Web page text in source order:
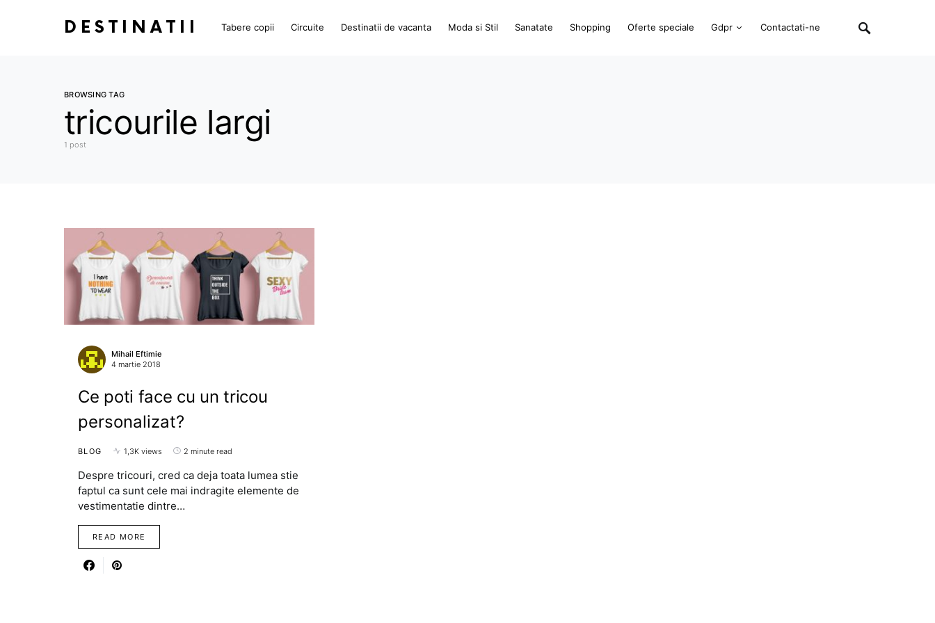
DESTINATII Tabere copii Circuite Destinatii de vacanta Moda si Stil Sanatate Shopping Oferte speciale Gdpr Contactati-ne
BROWSING TAG
tricourile largi
1 post
Mihail Eftimie
4 martie 2018
Ce poti face cu un tricou
personalizat?
BLOG 1,3K views 2 minute read
Despre tricouri, cred ca deja toata lumea stie
faptul ca sunt cele mai indragite elemente de
vestimentatie dintre…
READ MORE